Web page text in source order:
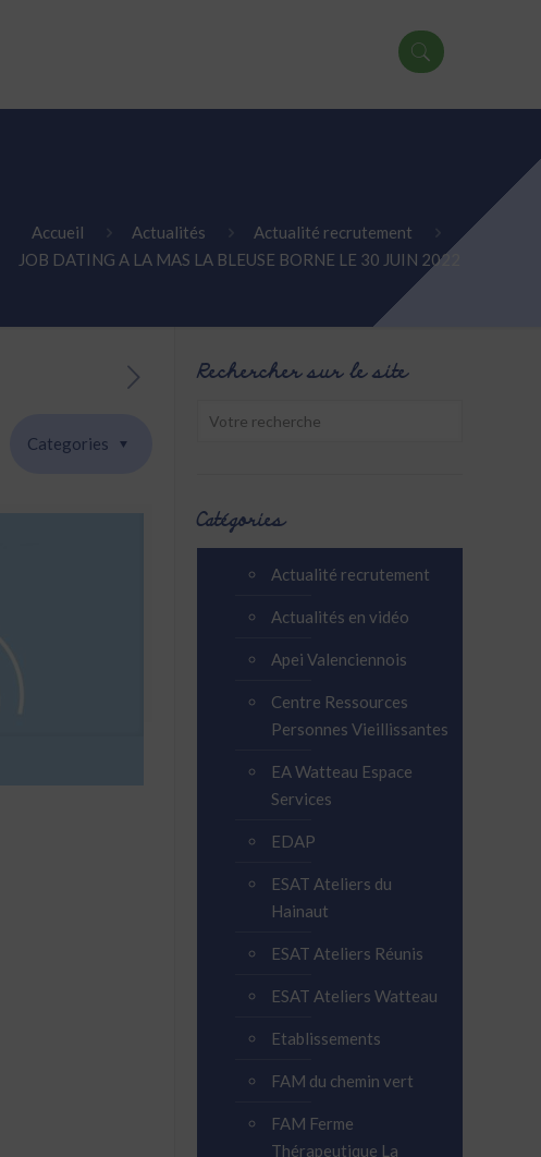
Accueil Actualités
Actualité recrutement
JOB DATING A LA MAS LA BLEUSE BORNE LE 30 JUIN 2022
Categories
Rechercher sur le site
Catégories
Actualité recrutement
Actualités en vidéo
Apei Valenciennois
Centre Ressources
Personnes Vieillissantes
EA Watteau Espace
Services
EDAP
ESAT Ateliers du
Hainaut
ESAT Ateliers Réunis
ESAT Ateliers Watteau
Etablissements
FAM du chemin vert
FAM Ferme
Thérapeutique La